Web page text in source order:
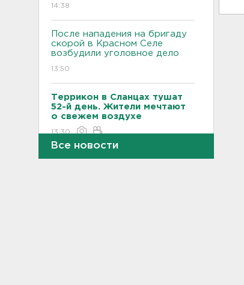
14:38
После нападения на бригаду
скорой в Красном Селе
возбудили уголовное дело
13:50
Террикон в Сланцах тушат
52-й день. Жители мечтают
о свежем воздухе
13:30
"Больше не буду". Водителю
Все новости